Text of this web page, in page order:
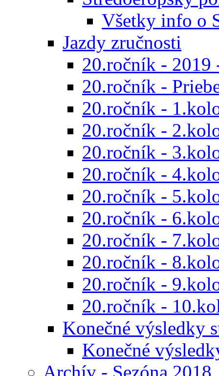
Všetky info o
Jazdy zručnosti
20.ročník - 2019
20.ročník -
20.ročník -
20.ročník -
20.ročník -
20.ročník -
20.ročník -
20.ročník -
20.ročník -
20.ročník -
20.ročník -
20.ročník -
Konečné výsledky
Konečné